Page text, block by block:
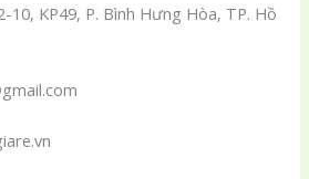
10, KP49, P. Bình Hưng Hòa, TP. Hồ